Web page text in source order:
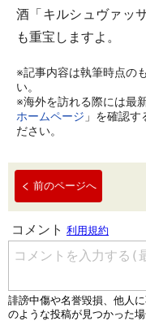
酒「キルシュヴァッ
も重宝しますよ。
※記事内容は執筆時点の
い。
※海外を訪れる際には最
ホームページ 」を確認
ださい。
前のページへ